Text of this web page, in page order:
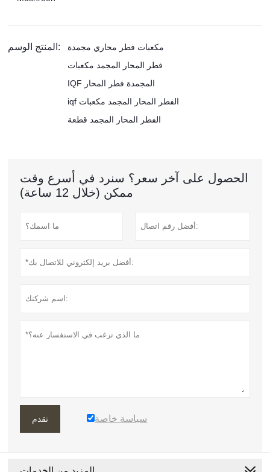
المنتج الوسم:
مكعبات فطر محاري مجمدة
فطر المحار المجمد مكعبات
IQF المجمدة فطر المحار
iqf الفطر المحار المجمد مكعبات
الفطر المحار المجمد قطعة
الحصول على آخر سعر؟ سنرد في أسرع وقت
ممكن (خلال 12 ساعة)
تقدم سياسة خاصة